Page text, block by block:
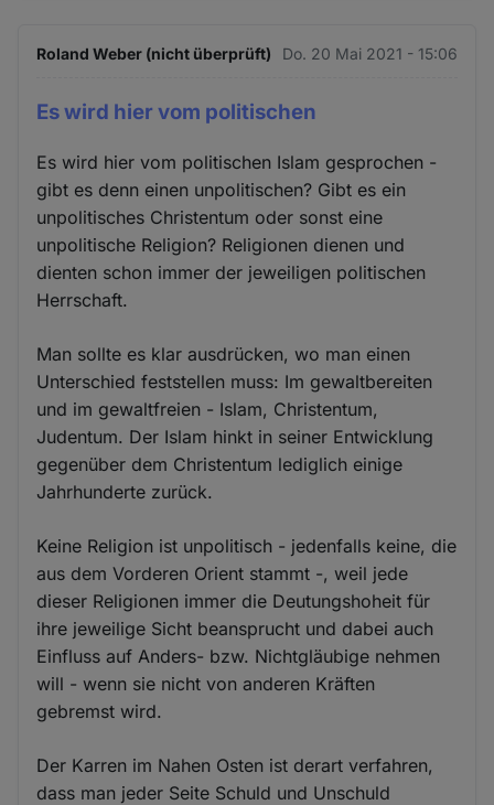
Roland Weber (nicht überprüft) Do. 20 Mai 2021 - 15:06
Es wird hier vom politischen
Es wird hier vom politischen Islam gesprochen -
gibt es denn einen unpolitischen? Gibt es ein
unpolitisches Christentum oder sonst eine
unpolitische Religion? Religionen dienen und
dienten schon immer der jeweiligen politischen
Herrschaft.
Man sollte es klar ausdrücken, wo man einen
Unterschied feststellen muss: Im gewaltbereiten
und im gewaltfreien - Islam, Christentum,
Judentum. Der Islam hinkt in seiner Entwicklung
gegenüber dem Christentum lediglich einige
Jahrhunderte zurück.
Keine Religion ist unpolitisch - jedenfalls keine, die
aus dem Vorderen Orient stammt -, weil jede
dieser Religionen immer die Deutungshoheit für
ihre jeweilige Sicht beansprucht und dabei auch
Einfluss auf Anders- bzw. Nichtgläubige nehmen
will - wenn sie nicht von anderen Kräften
gebremst wird.
Der Karren im Nahen Osten ist derart verfahren,
dass man jeder Seite Schuld und Unschuld